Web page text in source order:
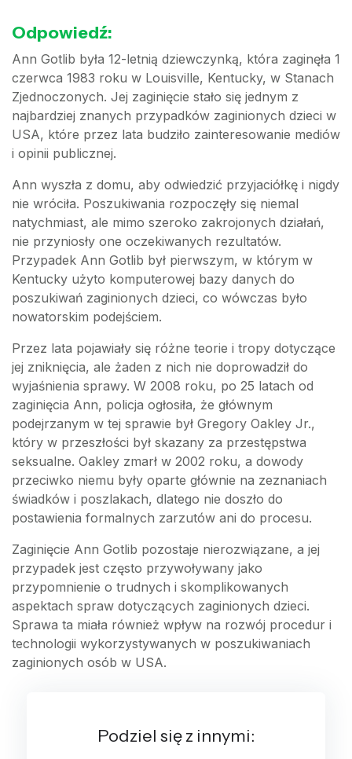
Odpowiedź:
Ann Gotlib była 12-letnią dziewczynką, która zaginęła 1
czerwca 1983 roku w Louisville, Kentucky, w Stanach
Zjednoczonych. Jej zaginięcie stało się jednym z
najbardziej znanych przypadków zaginionych dzieci w
USA, które przez lata budziło zainteresowanie mediów
i opinii publicznej.
Ann wyszła z domu, aby odwiedzić przyjaciółkę i nigdy
nie wróciła. Poszukiwania rozpoczęły się niemal
natychmiast, ale mimo szeroko zakrojonych działań,
nie przyniosły one oczekiwanych rezultatów.
Przypadek Ann Gotlib był pierwszym, w którym w
Kentucky użyto komputerowej bazy danych do
poszukiwań zaginionych dzieci, co wówczas było
nowatorskim podejściem.
Przez lata pojawiały się różne teorie i tropy dotyczące
jej zniknięcia, ale żaden z nich nie doprowadził do
wyjaśnienia sprawy. W 2008 roku, po 25 latach od
zaginięcia Ann, policja ogłosiła, że głównym
podejrzanym w tej sprawie był Gregory Oakley Jr.,
który w przeszłości był skazany za przestępstwa
seksualne. Oakley zmarł w 2002 roku, a dowody
przeciwko niemu były oparte głównie na zeznaniach
świadków i poszlakach, dlatego nie doszło do
postawienia formalnych zarzutów ani do procesu.
Zaginięcie Ann Gotlib pozostaje nierozwiązane, a jej
przypadek jest często przywoływany jako
przypomnienie o trudnych i skomplikowanych
aspektach spraw dotyczących zaginionych dzieci.
Sprawa ta miała również wpływ na rozwój procedur i
technologii wykorzystywanych w poszukiwaniach
zaginionych osób w USA.
Podziel się z innymi: